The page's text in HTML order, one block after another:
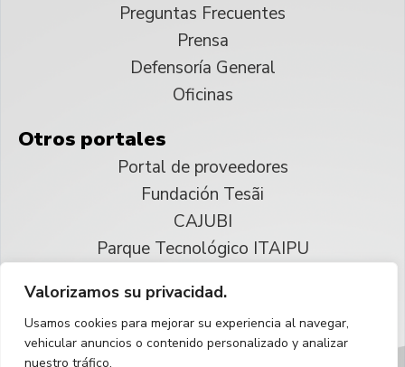
Valorizamos su privacidad.
Usamos cookies para mejorar su experiencia al navegar,
vehicular anuncios o contenido personalizado y analizar
nuestro tráfico.
Preguntas Frecuentes
Prensa
Defensoría General
Oficinas
Otros portales
Portal de proveedores
Fundación Tesãi
CAJUBI
Parque Tecnológico ITAIPU
Reservados todos los derechos